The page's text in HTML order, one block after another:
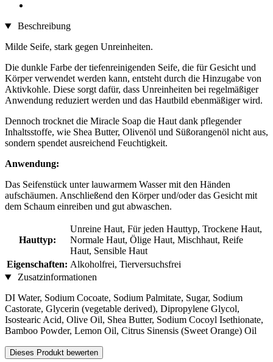
Beschreibung
Milde Seife, stark gegen Unreinheiten.
Die dunkle Farbe der tiefenreinigenden Seife, die für Gesicht und
Körper verwendet werden kann, entsteht durch die Hinzugabe von
Aktivkohle. Diese sorgt dafür, dass Unreinheiten bei regelmäßiger
Anwendung reduziert werden und das Hautbild ebenmäßiger wird.
Dennoch trocknet die Miracle Soap die Haut dank pflegender
Inhaltsstoffe, wie Shea Butter, Olivenöl und Süßorangenöl nicht aus,
sondern spendet ausreichend Feuchtigkeit.
Anwendung:
Das Seifenstück unter lauwarmem Wasser mit den Händen
aufschäumen. Anschließend den Körper und/oder das Gesicht mit
dem Schaum einreiben und gut abwaschen.
Hauttyp:
Unreine Haut, Für jeden Hauttyp, Trockene Haut,
Normale Haut, Ölige Haut, Mischhaut, Reife
Haut, Sensible Haut
Eigenschaften: Alkoholfrei, Tierversuchsfrei
Zusatzinformationen
DI Water, Sodium Cocoate, Sodium Palmitate, Sugar, Sodium
Castorate, Glycerin (vegetable derived), Dipropylene Glycol,
Isostearic Acid, Olive Oil, Shea Butter, Sodium Cocoyl Isethionate,
Bamboo Powder, Lemon Oil, Citrus Sinensis (Sweet Orange) Oil
Dieses Produkt bewerten